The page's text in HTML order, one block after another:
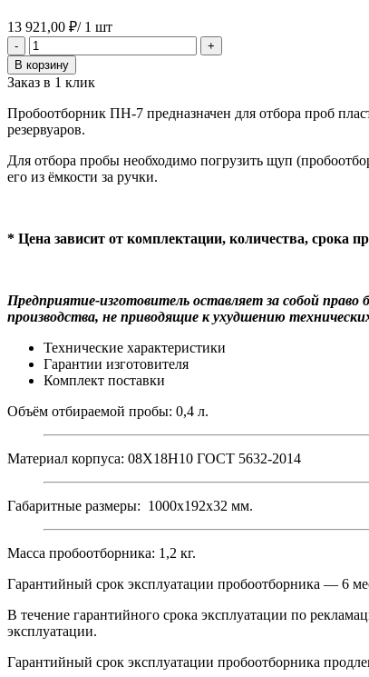
13 921,00 ₽/ 1 шт
-
Количество
товара
Пробоотборник
для
нефтепродуктов
ПН-7
(0,4
л.)
+
В корзину
Заказ в 1 клик
Пробоотборник ПН-7 предназначен для отбора проб
резервуаров.
Для отбора пробы необходимо погрузить щуп
его из ёмкости за ручки.
* Цена зависит от комплектации, количества, срока
Предприятие-изготовитель оставляет за собой
производства, не приводящие к ухудшению
Технические характеристики
Гарантии изготовителя
Комплект поставки
Объём отбираемой пробы: 0,4 л.
Материал корпуса: 08Х18Н10 ГОСТ 5632-2014
Габаритные размеры: 1000х192х32 мм.
Масса пробоотборника: 1,2 кг.
Гарантийный срок эксплуатации пробоотборника — 6
В течение гарантийного срока эксплуатации по
эксплуатации.
Гарантийный срок эксплуатации пробоотборника